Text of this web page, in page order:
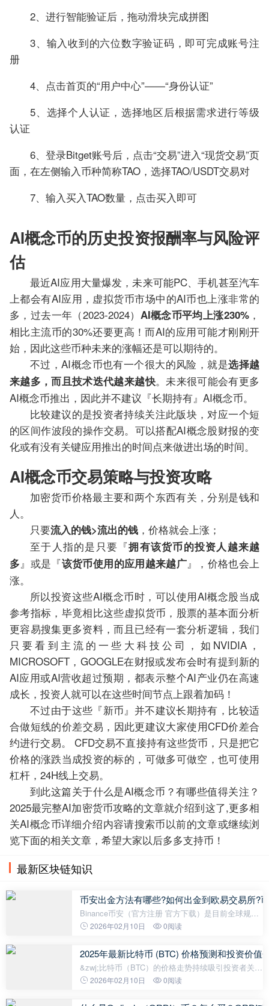
2、进行智能验证后，拖动滑块完成拼图
3、输入收到的六位数字验证码，即可完成账号注
册
4、点击首页的“用户中心”——“身份认证”
5、选择个人认证，选择地区后根据需求进行等级
认证
6、登录Bitget账号后，点击“交易”进入“现货交易”页
面，在左侧输入币种简称TAO，选择TAO/USDT交易对
7、输入买入TAO数量，点击买入即可
AI概念币的历史投资报酬率与风险评
估
最近AI应用大量爆发，未来可能PC、手机甚至汽车
上都会有AI应用，虚拟货币市场中的AI币也上涨非常的
多，过去一年（2023-2024） AI概念币平均上涨230%，
相比主流币的30%还要更高！而AI的应用可能才刚刚开
始，因此这些币种未来的涨幅还是可以期待的。
不过，AI概念币也有一个很大的风险，就是选择越
来越多，而且技术迭代越来越快。未来很可能会有更多
AI概念币推出，因此并不建议『长期持有』AI概念币。
比较建议的是投资者持续关注此版块，对应一个短
的区间作波段的操作交易。可以搭配AI概念股财报的变
化或有没有关键应用推出的时间点来做进出场的时间。
AI概念币交易策略与投资攻略
加密货币价格最主要和两个东西有关，分别是钱和
人。
只要流入的钱>流出的钱 ，价格就会上涨；
至于人指的是只要『拥有该货币的投资人越来越
多』或是『该货币使用的应用越来越广』，价格也会上
涨。
所以投资这些AI概念币时，可以使用AI概念股当成
参考指标，毕竟相比这些虚拟货币，股票的基本面分析
更容易搜集更多资料，而且已经有一套分析逻辑，我们
只要看到主流的一些大科技公司，如NVIDIA，
MICROSOFT，GOOGLE在财报或发布会时有提到新的
AI应用或AI营收超过预期，都表示整个AI产业仍在高速
成长，投资人就可以在这些时间节点上跟着加码！
不过由于这些『新币』并不建议长期持有，比较适
合做短线的价差交易，因此更建议大家使用CFD价差合
约进行交易。 CFD交易不直接持有这些货币，只是把它
价格的涨跌当成投资的标的，可做多可做空，也可使用
杠杆，24H线上交易。
到此这篇关于什么是AI概念币？有哪些值得关注？
2025最完整AI加密货币攻略的文章就介绍到这了,更多相
关AI概念币详细介绍内容请搜索币以前的文章或继续浏
览下面的相关文章，希望大家以后多多支持币！
最新区块链知识
币安出金方法有哪些?如何出金到欧易交易所?
Binance币安（官方注册 官方下载）是目前全球规模
最大的加密货币交易所，全球有超过2亿用户使用，
式，包括转移到其他法币交易所、直接
2026年02月10日 0阅读
2025年最新比特币 (BTC) 价格预测和投资价值
&zwj;比特币（BTC）的价格走势持续吸引投资者关
注。截至2025年10月，BTC价格为110,890.27
MACD指标在-2,183.54处呈现看跌信号，但长期上
2026年02月10日 0阅读